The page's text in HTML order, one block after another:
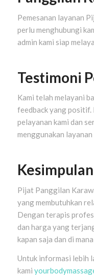
Pemesanan layanan
perlu menghubungi
admin kami siap
Testimoni
Kami telah melayani
feedback yang positif.
pelayanan kami dan
menggunakan layanan
Kesimpulan
Pijat Panggilan
yang membutuhkan
Dengan terapis
dan harga yang
kapan saja dan di
Untuk informasi lebih
kami